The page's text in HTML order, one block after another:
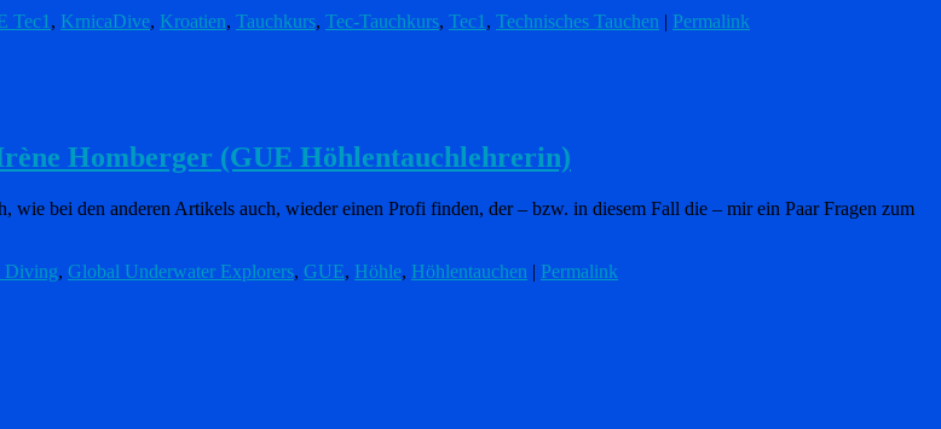
Tec1 , KrnicaDive, Kroatien, Tauchkurs, Tec-Tauchkurs, Tec1 , Technisches Tauchen | Permalink
Homberger (GUE Höhlentauchlehrerin)
wie bei den anderen Artikels auch, wieder einen Profi finden, der – bzw. in diesem Fall die – mir ein Paar Fragen zum
Diving, Global Underwater Explorers, GUE, Höhle, Höhlentauchen | Permalink